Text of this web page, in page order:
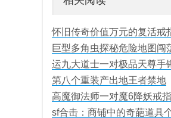
怀旧传奇价值万元的复活戒
巨型多角虫探秘危险地图闯
运九大道士一对极品天尊手
第八个重装产出地王者禁地
高魔御法师一对魔6降妖戒
sf合击：商铺中的奇葩道具